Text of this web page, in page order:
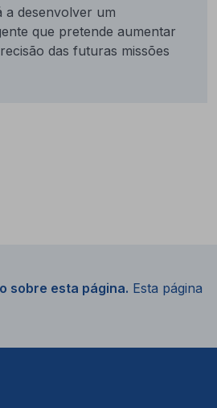
a desenvolver um
que pretende aumentar
das futuras missões
sobre esta página. Esta página